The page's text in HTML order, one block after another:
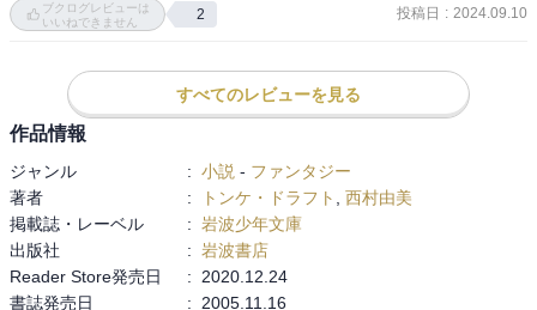
ティウリはよくやった！もうちょっと根性を見せてくれなんて思っ
ブクログレビューは
いいねできません
2 投稿日 : 2024.09.10
すべてのレビューを見る
作品情報
ジャンル : 小説 - ファンタジー
著者
: トンケ・ドラフト
西村由美
掲載誌・レーベル
: 岩波少年文庫
出版社
: 岩波書店
Reader Store発売日
:
2020.12.24
書誌発売日
:
2005.11.16